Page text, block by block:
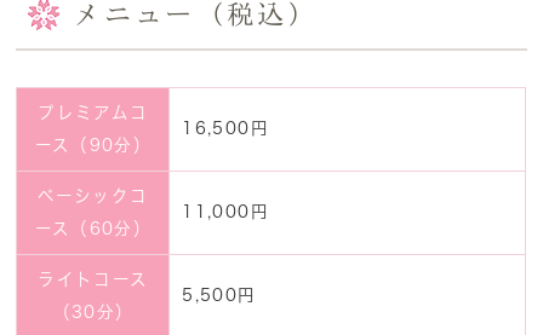
メニュー（税込）
プレミアムコ
ース（90分）
16,500円
ベーシックコ
ース（60分）
11,000円
ライトコース
（30分）
5,500円